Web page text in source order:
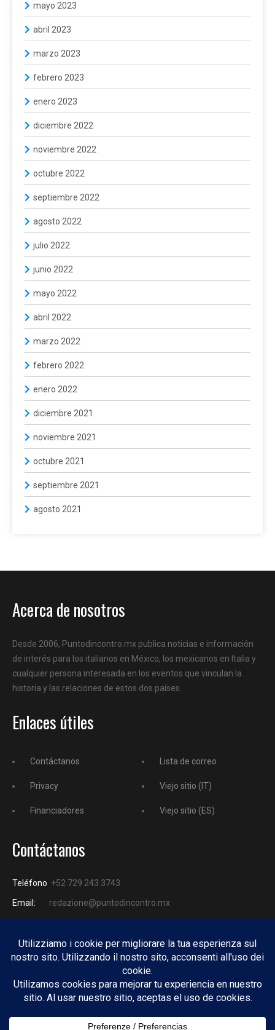
mayo 2023
abril 2023
marzo 2023
febrero 2023
enero 2023
diciembre 2022
noviembre 2022
octubre 2022
septiembre 2022
agosto 2022
julio 2022
junio 2022
mayo 2022
abril 2022
marzo 2022
febrero 2022
enero 2022
diciembre 2021
noviembre 2021
octubre 2021
septiembre 2021
agosto 2021
Acerca de nosotros
Desde 2006, Puntodincontro.mx publica noticias e información
de interés para los italianos en México, los mexicanos en Italia y
cualquier persona interesada en los eventos que vinculan la
historia y las relaciones de estos dos países.
Enlaces útiles
Contáctanos
Privacy
Financiadores
Lista de correo
Viejo sitio (IT)
Viejo sitio (ES)
Contáctanos
Teléfono +52 729 243 3743
Email:
redazione@puntodincontro.mx
PUNTODINCONTRO